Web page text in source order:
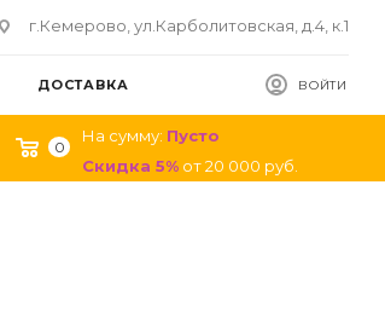
г.Кемерово, ул.Карболитовская, д.4, к.1
ВОЙТИ
ДОСТАВКА
0
На сумму: Пусто
Скидка 5% от20 000 руб.